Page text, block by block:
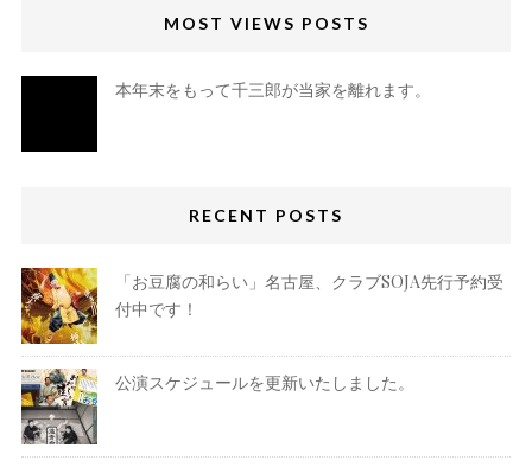
MOST VIEWS POSTS
本年末をもって千三郎が当家を離れます。
RECENT POSTS
「お豆腐の和らい」名古屋、クラブSOJA先行予約受
付中です！
公演スケジュールを更新いたしました。